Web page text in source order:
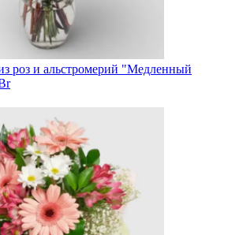
роз и альстромерий "Медленный